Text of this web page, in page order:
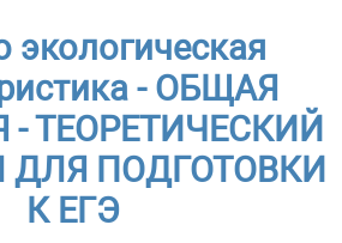
экологическая
- ОБЩАЯ
- ТЕОРЕТИЧЕСКИЙ
ДЛЯ ПОДГОТОВКИ
К ЕГЭ